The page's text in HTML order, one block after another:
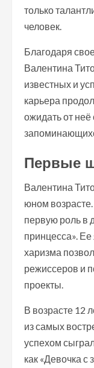
только
человек.
Благодаря
Валентина
известных и
карьера
ожидать от
Первые
Валентина
юном
первую роль в
принцесса». Ее
харизма
режиссеров и
проекты.
В возрасте 12
из самых
успехом
как «Девочка с